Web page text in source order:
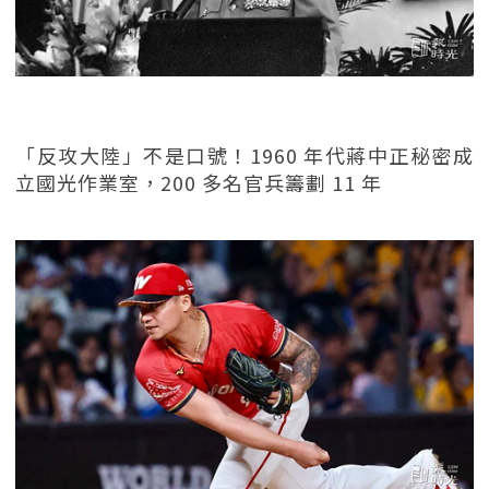
「反攻大陸」不是口號！1960 年代蔣中正秘密成
立國光作業室，200 多名官兵籌劃 11 年